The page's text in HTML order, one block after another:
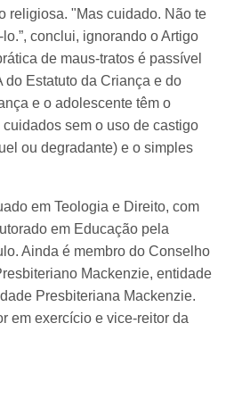
religiosa. "Mas cuidado. Não te
conclui, ignorando o Artigo
de maus-tratos é passível
do Estatuto da Criança e do
e o adolescente têm o
sem o uso de castigo
ou degradante) e o simples
em Teologia e Direito, com
em Educação pela
Ainda é membro do Conselho
Mackenzie, entidade
Presbiteriana Mackenzie.
em exercício e vice-reitor da